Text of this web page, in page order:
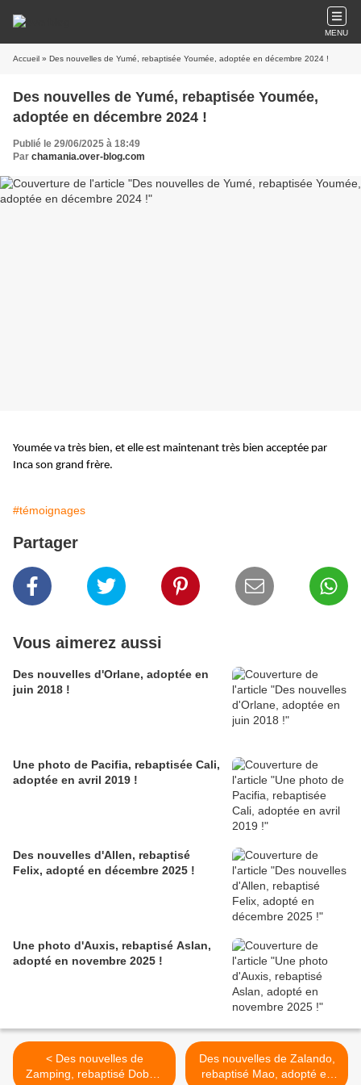
MENU
Accueil » Des nouvelles de Yumé, rebaptisée Youmée, adoptée en décembre 2024 !
Des nouvelles de Yumé, rebaptisée Youmée,
adoptée en décembre 2024 !
Publié le 29/06/2025 à 18:49
Par chamania.over-blog.com
Youmée va très bien, et elle est maintenant très bien acceptée par
Inca son grand frère.
#témoignages
Partager
Vous aimerez aussi
Des nouvelles d'Orlane, adoptée en
juin 2018 !
Une photo de Pacifia, rebaptisée Cali,
adoptée en avril 2019 !
Des nouvelles d'Allen, rebaptisé
Felix, adopté en décembre 2025 !
Une photo d'Auxis, rebaptisé Aslan,
adopté en novembre 2025 !
< Des nouvelles de
Zamping, rebaptisé Dobby,
Des nouvelles de Zalando,
rebaptisé Mao, adopté en